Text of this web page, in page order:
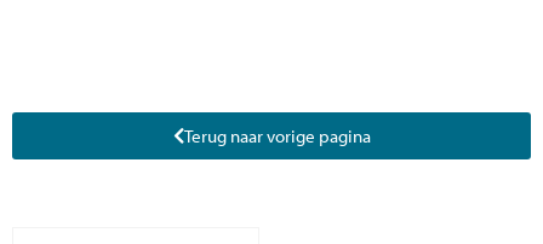
Terug naar vorige pagina